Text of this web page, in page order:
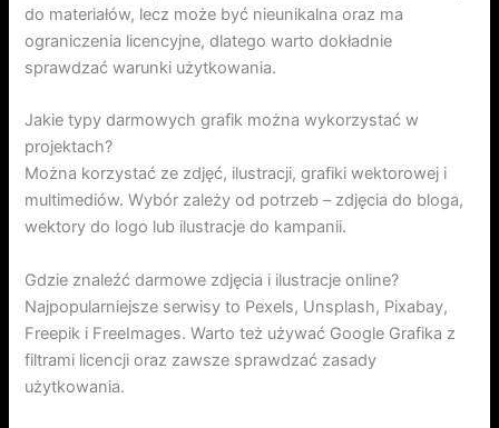
do materiałów, lecz może być nieunikalna oraz ma
ograniczenia licencyjne, dlatego warto dokładnie
sprawdzać warunki użytkowania.
Jakie typy darmowych grafik można wykorzystać w
projektach?
Można korzystać ze zdjęć, ilustracji, grafiki wektorowej i
multimediów. Wybór zależy od potrzeb – zdjęcia do bloga,
wektory do logo lub ilustracje do kampanii.
Gdzie znaleźć darmowe zdjęcia i ilustracje online?
Najpopularniejsze serwisy to Pexels, Unsplash, Pixabay,
Freepik i FreeImages. Warto też używać Google Grafika z
filtrami licencji oraz zawsze sprawdzać zasady
użytkowania.